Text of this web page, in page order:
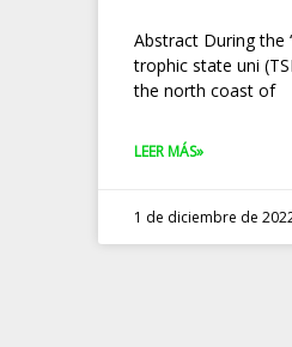
Abstract During the
trophic state uni
the north coast of
LEER MÁS»
1 de diciembre de